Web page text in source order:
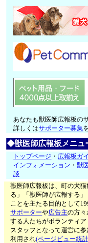
あなたも獣医師広報板の
詳しくはサポーター募集
◆獣医師広報板メニュ
トップページ ・ 広報板ガ
インフォメーション ・獣
談
獣医師広報板は、町の犬
る」「獣医師が広報する」
ことを主たる目的として
サポーターや広告主の方
する人たちがボランティア
スタッフとなって運営に
利用され(ページビュー統